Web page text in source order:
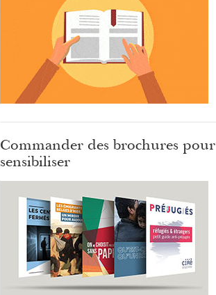
Commander des brochures pour
sensibiliser